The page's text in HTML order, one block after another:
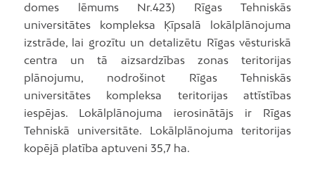
domes lēmums Nr.423) Rīgas Tehniskās
universitātes kompleksa Ķīpsalā lokālplānojuma
izstrāde, lai grozītu un detalizētu Rīgas vēsturiskā
centra un tā aizsardzības zonas teritorijas
plānojumu, nodrošinot Rīgas Tehniskās
universitātes kompleksa teritorijas attīstības
iespējas. Lokālplānojuma ierosinātājs ir Rīgas
Tehniskā universitāte. Lokālplānojuma teritorijas
kopējā platība aptuveni 35,7 ha.